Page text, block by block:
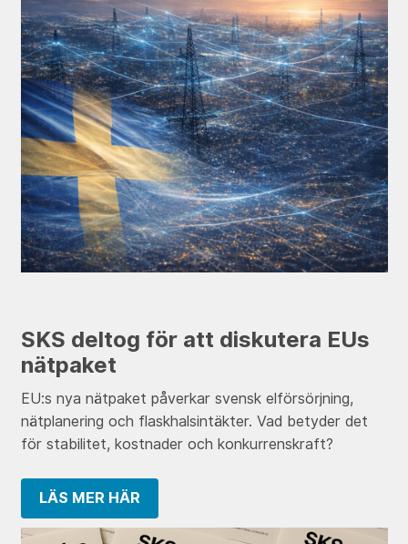
SKS deltog för att diskutera EUs
nätpaket
EU:s nya nätpaket påverkar svensk elförsörjning,
nätplanering och flaskhalsintäkter. Vad betyder det
för stabilitet, kostnader och konkurrenskraft?
LÄS MER HÄR